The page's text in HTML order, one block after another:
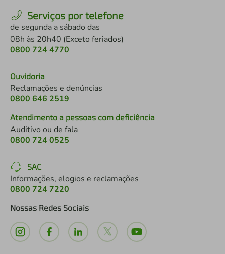
Serviços por telefone
de segunda a sábado das
08h às 20h40 (Exceto feriados)
0800 724 4770
Ouvidoria
Reclamações e denúncias
0800 646 2519
Atendimento a pessoas com deficiência
Auditivo ou de fala
0800 724 0525
SAC
Informações, elogios e reclamações
0800 724 7220
Nossas Redes Sociais